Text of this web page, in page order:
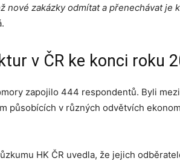
nové zakázky odmítat a přenechávat je
v ČR ke konci roku
zapojilo 444 respondentů. Byli
působících v různých odvětvích
HK ČR uvedla, že jejich